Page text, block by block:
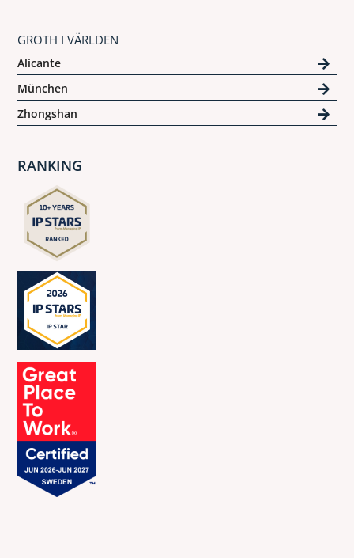
GROTH I VÄRLDEN
Alicante
München
Zhongshan
RANKING